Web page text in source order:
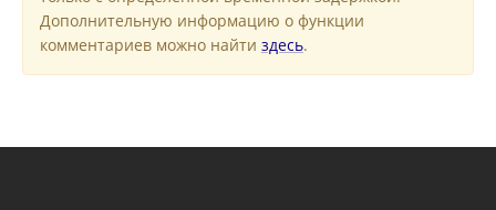
Дополнительную информацию о функции
комментариев можно найти здесь.